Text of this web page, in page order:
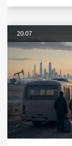
20.07